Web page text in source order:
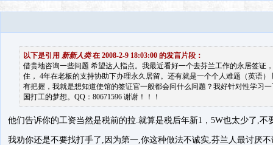
以下是引用 新新人类在 2008-2-9 18:03:00 的发言片段：
借贵地咨询一些问题 希望达人指点。我最近看好一个去芬兰工作的永居签证
住， 4年在老板的支持协助下办理永久居留。还有就是一个个人难题（英语
有把握，我就是想知道使馆的签证官一般都会问什么问题？我好针对性学习
国打工的梦想。QQ：80671596 谢谢！！！
他们告诉你的工资当然是税前的拉.就算是税后年新1，5W也太少了,不
我劝你还是不要找打手了,因为第一,你这种做法不诚实,芬兰人最讨厌